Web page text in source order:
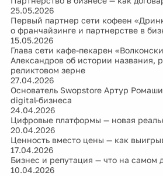
25.05.2026
Первый партнер сети кофеен
о франчайзинге и партнерстве в
15.05.2026
Глава сети кафе-пекарен
Александров об истории названия,
реликтовом зерне
27.04.2026
Основатель Swopstore Артур
digital-бизнеса
24.04.2026
Цифровые платформы — новая
20.04.2026
Ценность вместо цены — как
17.04.2026
Бизнес и репутация — что на самом
10.04.2026